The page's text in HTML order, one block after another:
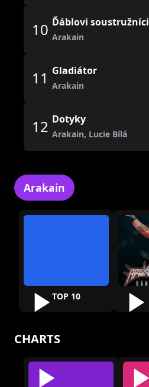
10 Ďáblovi soustružníci
Arakain
11 Gladiátor
Arakain
12 Dotyky
Arakain, Lucie Bílá
Arakain
TOP 10
CHARTS